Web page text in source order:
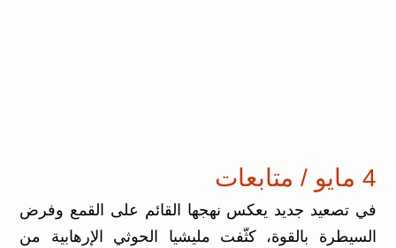
4 مايو / متابعات
في تصعيد جديد يعكس نهجها القائم على القمع وفرض
السيطرة بالقوة، كثّفت مليشيا الحوثي الإرهابية من